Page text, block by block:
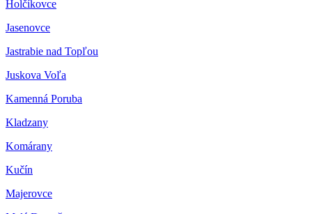
Holčíkovce
Jasenovce
Jastrabie nad Topľou
Juskova Voľa
Kamenná Poruba
Kladzany
Komárany
Kučín
Majerovce